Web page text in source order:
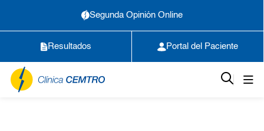
Segunda Opinión Online
Resultados Portal del Paciente